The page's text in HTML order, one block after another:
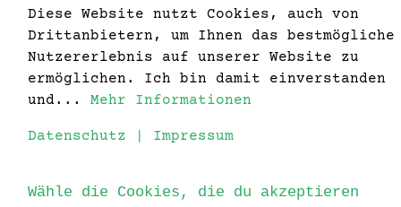
Konstantin Krammer MSc
Unterer Marktplatz 34
T: +43 650 515 64 45
Diese Website nutzt Cookies, auch von
Drittanbietern, um Ihnen das bestmögliche
Nutzererlebnis auf unserer Website zu
ermöglichen. Ich bin damit einverstanden
und... Mehr Informationen
Datenschutz Impressum
Wähle die Cookies, die du akzeptieren